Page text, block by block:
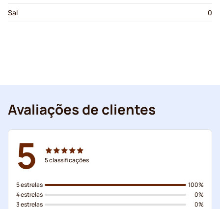
Sal
0
Avaliações de clientes
5 5classificações
5 estrelas
4 estrelas
3 estrelas
100%
0%
0%